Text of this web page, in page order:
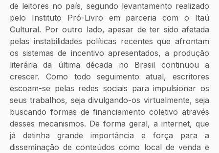
de leitores no país, segundo levantamento realizado
pelo Instituto Pró-Livro em parceria com o Itaú
Cultural. Por outro lado, apesar de ter sido afetada
pelas instabilidades políticas recentes que afrontam
os sistemas de incentivo apresentados, a produção
literária da última década no Brasil continuou a
crescer. Como todo seguimento atual, escritores
escoam-se pelas redes sociais para impulsionar os
seus trabalhos, seja divulgando-os virtualmente, seja
buscando formas de financiamento coletivo através
desses mecanismos. De forma geral, a internet, que
já detinha grande importância e força para a
disseminação de conteúdos como local de venda e